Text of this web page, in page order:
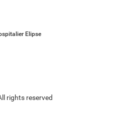
Elipse
rights reserved